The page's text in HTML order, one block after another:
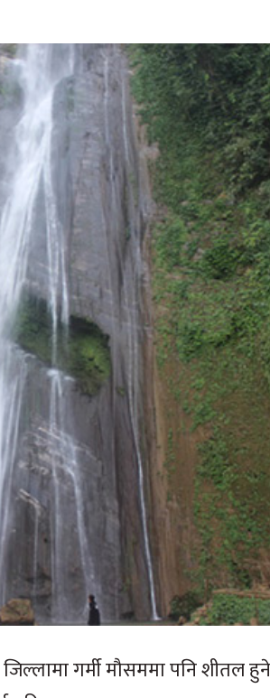
गर्मी मौसममा पनि शीतल